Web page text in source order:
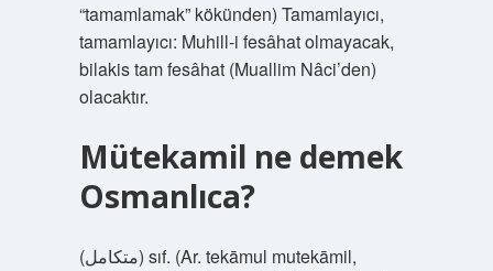
“tamamlamak” kökünden) Tamamlayıcı,
tamamlayıcı: Muhill-i fesâhat olmayacak,
bilakis tam fesâhat (Muallim Nâci’den)
olacaktır.
Mütekamil ne demek
Osmanlıca?
(ﻣﺘﻜﺎﻣﻞ) sıf. (Ar. tekāmul mutekāmil,